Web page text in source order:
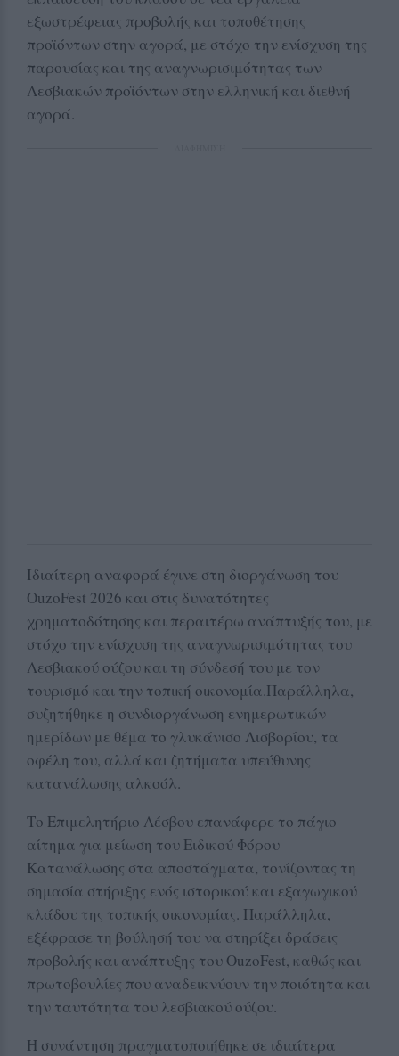
εξωστρέφειας προβολής και τοποθέτησης
προϊόντων στην αγορά, με στόχο την ενίσχυση της
παρουσίας και της αναγνωρισιμότητας των
Λεσβιακών προϊόντων στην ελληνική και διεθνή
αγορά.
Ιδιαίτερη αναφορά έγινε στη διοργάνωση του
OuzoFest 2026 και στις δυνατότητες
χρηματοδότησης και περαιτέρω ανάπτυξής του, με
στόχο την ενίσχυση της αναγνωρισιμότητας του
Λεσβιακού ούζου και τη σύνδεσή του με τον
τουρισμό και την τοπική οικονομία.Παράλληλα,
συζητήθηκε η συνδιοργάνωση ενημερωτικών
ημερίδων με θέμα το γλυκάνισο Λισβορίου, τα
οφέλη του, αλλά και ζητήματα υπεύθυνης
κατανάλωσης αλκοόλ.
Το Επιμελητήριο Λέσβου επανάφερε το πάγιο
αίτημα για μείωση του Ειδικού Φόρου
Κατανάλωσης στα αποστάγματα, τονίζοντας τη
σημασία στήριξης ενός ιστορικού και εξαγωγικού
κλάδου της τοπικής οικονομίας. Παράλληλα,
εξέφρασε τη βούλησή του να στηρίξει δράσεις
προβολής και ανάπτυξης του OuzoFest, καθώς και
πρωτοβουλίες που αναδεικνύουν την ποιότητα και
την ταυτότητα του λεσβιακού ούζου.
Η συνάντηση πραγματοποιήθηκε σε ιδιαίτερα